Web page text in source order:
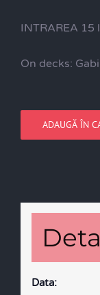
INTRAREA 15
On decks:
ADAUGĂ ÎN
Data: